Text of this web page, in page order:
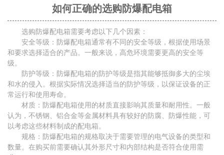
如何正确的选购防爆配电箱
选购防爆配电箱需要考虑以下几个因素：
安全等级：防爆配电箱通常有不同的安全等级，根据使用场景
和要求选择适合的产品。一般来说，高危环境需要更高的安全等
级。
防护等级：防爆配电箱的防护等级是指其能够抵御多大的尘埃
和水的侵入。根据实际情况选择适当的防护等级，以保证设备的正
常运行和使用寿命。
材质：防爆配电箱使用的材质直接影响其质量和耐用性。一般
认为，不锈钢、铝合金等金属材料具有较好的防腐、防爆性能，可
以考虑这些材料制成的配电箱。
规格：防爆配电箱的规格取决于需要管理的电气设备的类型和
数量。在购买前需要确认其外形尺寸和内部结构是否符合使用需